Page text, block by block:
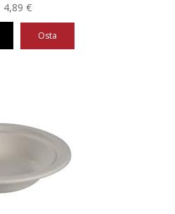
4,89 €
Osta